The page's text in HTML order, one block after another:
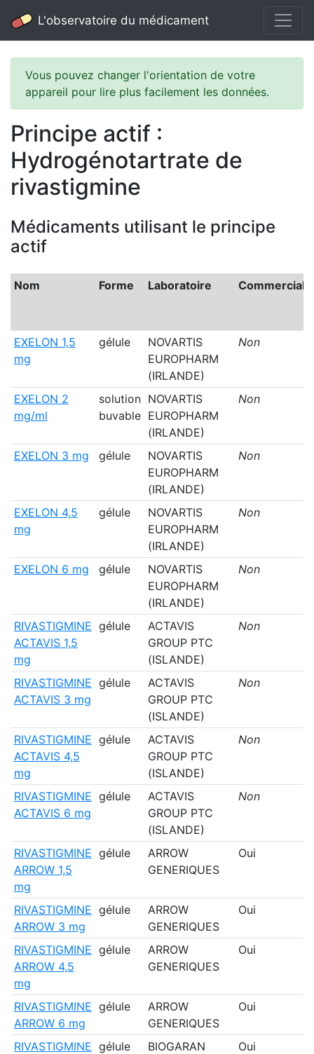
L'observatoire du médicament
Vous pouvez changer l'orientation de votre
appareil pour lire plus facilement les données.
Principe actif :
Hydrogénotartrate de
rivastigmine
Médicaments utilisant le principe
actif
Nom Forme Laboratoire
EXELON 1,5
mg
gélule
NOVARTIS
EUROPHARM
(IRLANDE)
Non
EXELON 2
mg/ml
solution
buvable
NOVARTIS
EUROPHARM
(IRLANDE)
Non
EXELON 3 mg gélule
NOVARTIS
EUROPHARM
(IRLANDE)
Non
EXELON 4,5
mg
gélule
NOVARTIS
EUROPHARM
(IRLANDE)
Non
EXELON 6 mg gélule
NOVARTIS
EUROPHARM
(IRLANDE)
Non
RIVASTIGMINE
ACTAVIS 1,5
mg
gélule
ACTAVIS
GROUP PTC
(ISLANDE)
Non
RIVASTIGMINE
ACTAVIS 3 mg
gélule
ACTAVIS
GROUP PTC
(ISLANDE)
Non
RIVASTIGMINE
ACTAVIS 4,5
mg
gélule
ACTAVIS
GROUP PTC
(ISLANDE)
Non
RIVASTIGMINE
ACTAVIS 6 mg
gélule
ACTAVIS
GROUP PTC
(ISLANDE)
Non
RIVASTIGMINE
ARROW 1,5
mg
gélule
ARROW
GENERIQUES
Oui
RIVASTIGMINE
ARROW 3 mg
gélule
ARROW
GENERIQUES
Oui
RIVASTIGMINE
ARROW 4,5
mg
gélule
ARROW
GENERIQUES
Oui
RIVASTIGMINE
ARROW 6 mg
gélule
ARROW
GENERIQUES
Oui
RIVASTIGMINE gélule BIOGARAN Oui